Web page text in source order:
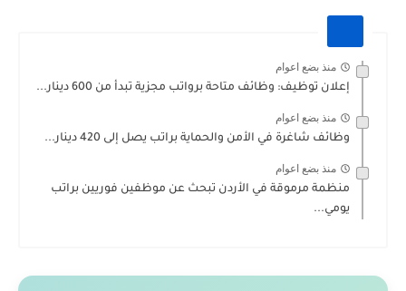
منذ بضع اعوام
إعلان توظيف: وظائف متاحة برواتب مجزية تبدأ من 600 دينار...
منذ بضع اعوام
وظائف شاغرة في الأمن والحماية براتب يصل إلى 420 دينار...
منذ بضع اعوام
منظمة مرموقة في الأردن تبحث عن موظفين فوريين براتب
يومي...